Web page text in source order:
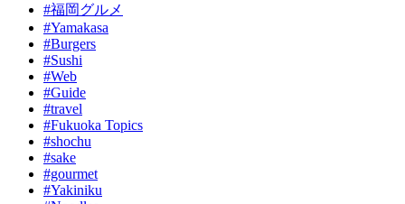
#福岡グルメ
#Yamakasa
#Burgers
#Sushi
#Web
#Guide
#travel
#Fukuoka Topics
#shochu
#sake
#gourmet
#Yakiniku